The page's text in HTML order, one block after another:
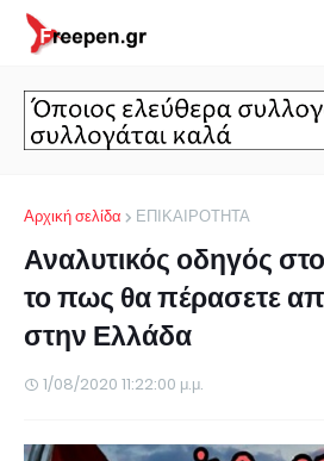
Αρχική σελίδα ΕΠΙΚΑΙΡΟΤΗΤΑ
Αναλυτικός οδηγός
το πως θα πέρασετε
στην Ελλάδα
1/08/2020 11:22:00 μ.μ.